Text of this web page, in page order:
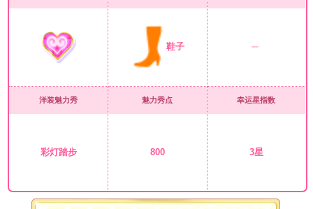
鞋子
洋装魅力秀
彩灯踏步
魅力秀点
800
幸运星指数
3星